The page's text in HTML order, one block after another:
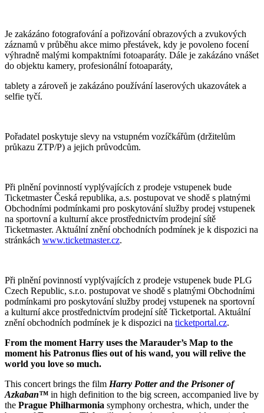
Je zakázáno fotografování a pořizování obrazových a zvukových
záznamů v průběhu akce mimo přestávek, kdy je povoleno focení
výhradně malými kompaktními fotoaparáty. Dále je zakázáno vnášet
do objektu kamery, profesionální fotoaparáty,
tablety a zároveň je zakázáno používání laserových ukazovátek a
selfie tyčí.
Pořadatel poskytuje slevy na vstupném vozíčkářům (držitelům
průkazu ZTP/P) a jejich průvodcům.
Při plnění povinností vyplývajících z prodeje vstupenek bude
Ticketmaster Česká republika, a.s. postupovat ve shodě s platnými
Obchodními podmínkami pro poskytování služby prodej vstupenek
na sportovní a kulturní akce prostřednictvím prodejní sítě
Ticketmaster. Aktuální znění obchodních podmínek je k dispozici na
stránkách www.ticketmaster.cz.
Při plnění povinností vyplývajících z prodeje vstupenek bude PLG
Czech Republic, s.r.o. postupovat ve shodě s platnými Obchodními
podmínkami pro poskytování služby prodej vstupenek na sportovní
a kulturní akce prostřednictvím prodejní sítě Ticketportal. Aktuální
znění obchodních podmínek je k dispozici na ticketportal.cz.
From the moment Harry uses the Marauder’s Map to the
moment his Patronus flies out of his wand, you will relive the
world you love so much.
This concert brings the film Harry Potter and the Prisoner of
Azkaban™ in high definition to the big screen, accompanied live by
the Prague Philharmonia symphony orchestra, which, under the